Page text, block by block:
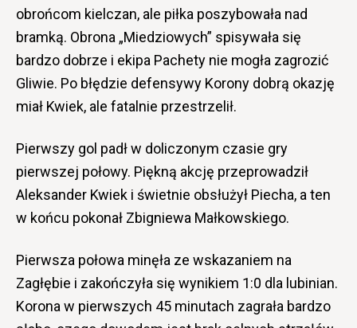
obrońcom kielczan, ale piłka poszybowała nad
bramką. Obrona „Miedziowych” spisywała się
bardzo dobrze i ekipa Pachety nie mogła zagrozić
Gliwie. Po błędzie defensywy Korony dobrą okazję
miał Kwiek, ale fatalnie przestrzelił.
Pierwszy gol padł w doliczonym czasie gry
pierwszej połowy. Piękną akcję przeprowadził
Aleksander Kwiek i świetnie obsłużył Piecha, a ten
w końcu pokonał Zbigniewa Małkowskiego.
Pierwsza połowa minęła ze wskazaniem na
Zagłębie i zakończyła się wynikiem 1:0 dla lubinian.
Korona w pierwszych 45 minutach zagrała bardzo